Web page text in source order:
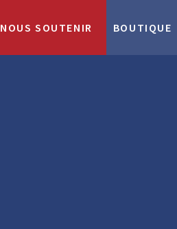
NOUS SOUTENIR BOUTIQUE